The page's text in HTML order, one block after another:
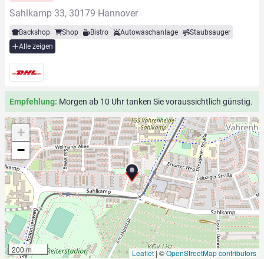
Sahlkamp 33, 30179 Hannover
Backshop Shop Bistro Autowaschanlage
Staubsauger
Alle zeigen
Empfehlung: Morgen ab 10 Uhr tanken Sie voraussichtlich günstig.
+
−
200 m Leaflet|©OpenStreetMap contributors